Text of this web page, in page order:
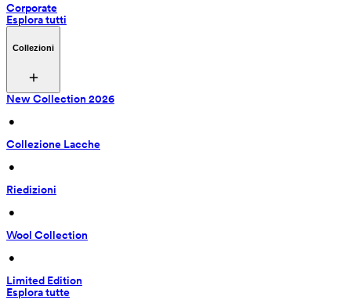
Corporate
Esplora tutti
Collezioni
New Collection 2026
•
Collezione Lacche
•
Riedizioni
•
Wool Collection
•
Limited Edition
Esplora tutte